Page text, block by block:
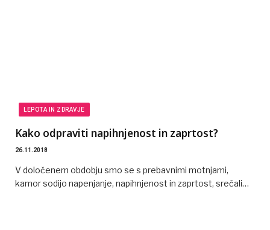
LEPOTA IN ZDRAVJE
Kako odpraviti napihnjenost in zaprtost?
26.11.2018
V določenem obdobju smo se s prebavnimi motnjami,
kamor sodijo napenjanje, napihnjenost in zaprtost, srečali…